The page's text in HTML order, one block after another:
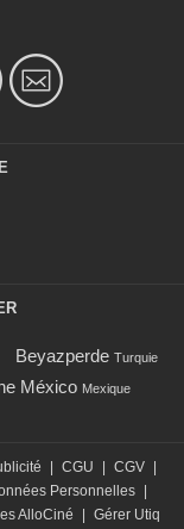
Beyazperde Turquie
México Mexique
| CGU | CGV |
Personnelles |
AlloCiné | Gérer Utiq